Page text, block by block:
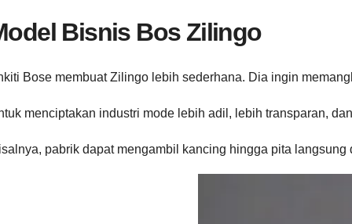
Bisnis Bos Zilingo
Bose membuat Zilingo lebih sederhana. Dia ingin
menciptakan industri mode lebih adil, lebih transparan,
pabrik dapat mengambil kancing hingga pita